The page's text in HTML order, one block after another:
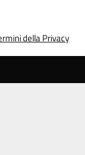
della Privacy